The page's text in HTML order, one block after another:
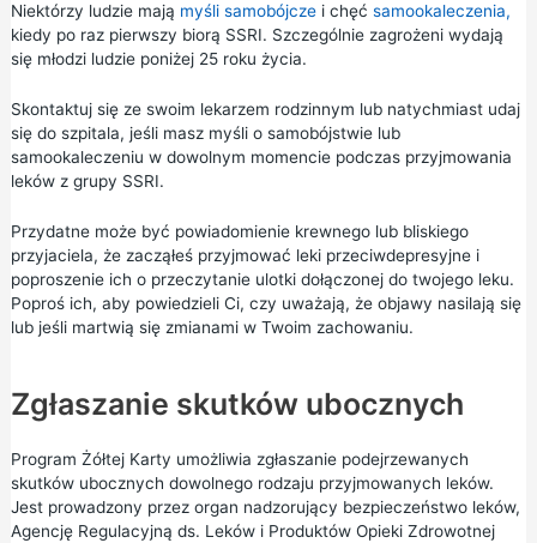
Niektórzy ludzie mają myśli samobójczei chęć samookaleczenia,
kiedy po raz pierwszy biorą SSRI. Szczególnie zagrożeni wydają
się młodzi ludzie poniżej 25 roku życia.
Skontaktuj się ze swoim lekarzem rodzinnym lub natychmiast udaj
się do szpitala, jeśli masz myśli o samobójstwie lub
samookaleczeniu w dowolnym momencie podczas przyjmowania
leków z grupy SSRI.
Przydatne może być powiadomienie krewnego lub bliskiego
przyjaciela, że zacząłeś przyjmować leki przeciwdepresyjne i
poproszenie ich o przeczytanie ulotki dołączonej do twojego leku.
Poproś ich, aby powiedzieli Ci, czy uważają, że objawy nasilają się
lub jeśli martwią się zmianami w Twoim zachowaniu.
Zgłaszanie skutków ubocznych
Program Żółtej Karty umożliwia zgłaszanie podejrzewanych
skutków ubocznych dowolnego rodzaju przyjmowanych leków.
Jest prowadzony przez organ nadzorujący bezpieczeństwo leków,
Agencję Regulacyjną ds. Leków i Produktów Opieki Zdrowotnej